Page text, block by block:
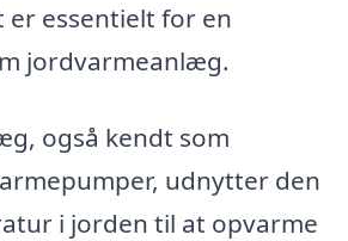
er essentielt for en
jordvarmeanlæg.
også kendt som
udnytter den
i jorden til at opvarme